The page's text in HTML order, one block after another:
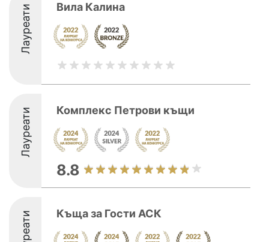
Лауреати Вила Калина
Лауреати Комплекс Петрови къщи
8.8
Къща за Гости АСК